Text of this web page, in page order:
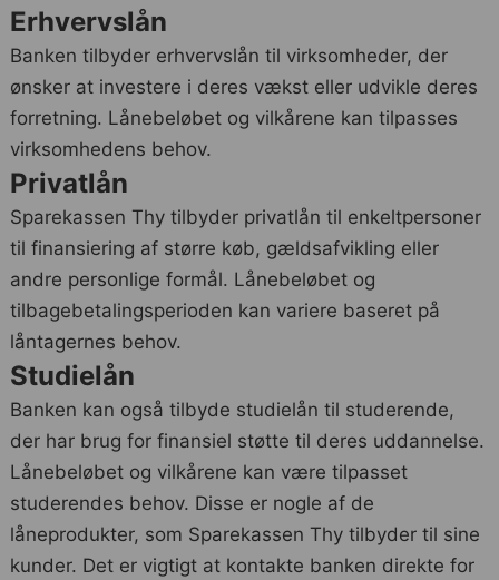
Erhvervslån
Banken tilbyder erhvervslån til virksomheder, der
ønsker at investere i deres vækst eller udvikle deres
forretning. Lånebeløbet og vilkårene kan tilpasses
virksomhedens behov.
Privatlån
Sparekassen Thy tilbyder privatlån til enkeltpersoner
til finansiering af større køb, gældsafvikling eller
andre personlige formål. Lånebeløbet og
tilbagebetalingsperioden kan variere baseret på
låntagernes behov.
Studielån
Banken kan også tilbyde studielån til studerende,
der har brug for finansiel støtte til deres uddannelse.
Lånebeløbet og vilkårene kan være tilpasset
studerendes behov. Disse er nogle af de
låneprodukter, som Sparekassen Thy tilbyder til sine
kunder. Det er vigtigt at kontakte banken direkte for